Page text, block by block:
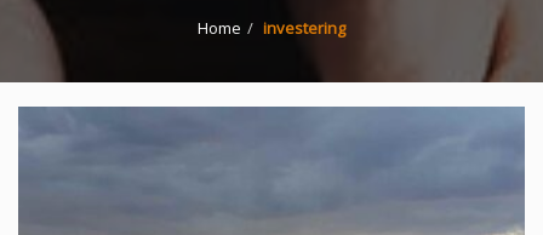
Home investering